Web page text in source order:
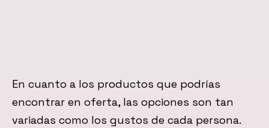
En cuanto a los productos que podrías
encontrar en oferta, las opciones son tan
variadas como los gustos de cada persona.